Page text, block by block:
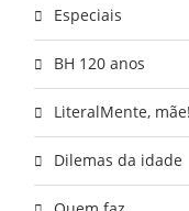
Especiais
BH 120 anos
LiteralMente, mãe!
Dilemas da idade